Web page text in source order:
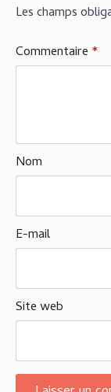
Les champs
Commentaire *
Nom
E-mail
Site web